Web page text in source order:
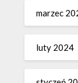
marzec
luty 2024